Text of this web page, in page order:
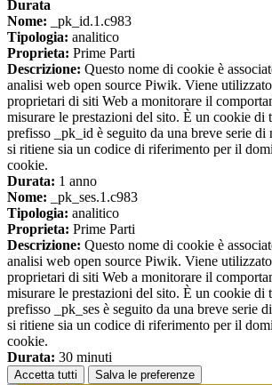
Durata
Nome: _pk_id.1.c983
Tipologia: analitico
Proprieta: Prime Parti
Descrizione: Questo nome di cookie è
analisi web open source Piwik. Viene
proprietari di siti Web a monitorare il
misurare le prestazioni del sito. È un cookie di
prefisso _pk_id è seguito da una breve serie di
si ritiene sia un codice di riferimento per il
cookie.
Durata: 1 anno
Nome: _pk_ses.1.c983
Tipologia: analitico
Proprieta: Prime Parti
Descrizione: Questo nome di cookie è
analisi web open source Piwik. Viene
proprietari di siti Web a monitorare il
misurare le prestazioni del sito. È un cookie di
prefisso _pk_ses è seguito da una breve serie
si ritiene sia un codice di riferimento per il
cookie.
Durata: 30 minuti
Accetta tutti Salva le preferenze